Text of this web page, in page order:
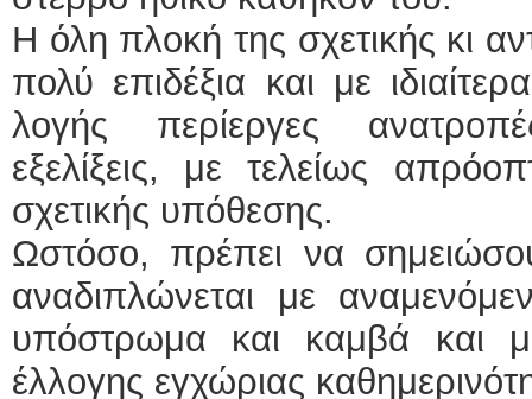
Η όλη πλοκή της σχετικής κι
πολύ επιδέξια και με
λογής περίεργες
εξελίξεις, με τελείως
σχετικής υπόθεσης.
Ωστόσο, πρέπει να
αναδιπλώνεται με
υπόστρωμα και καμβά και
έλλογης εγχώριας